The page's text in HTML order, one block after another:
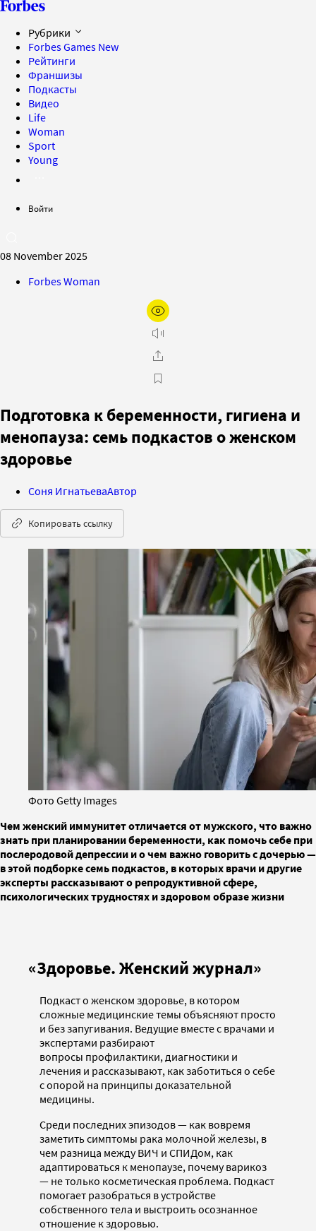
Рубрики
Forbes Games New
Рейтинги
Франшизы
Подкасты
Видео
Life
Woman
Sport
Young
Войти
08 November 2025
Forbes Woman
Подготовка к беременности, гигиена и
менопауза: семь подкастов о женском
здоровье
Соня ИгнатьеваАвтор
Копировать ссылку
Фото Getty Images
Чем женский иммунитет отличается от мужского, что важно
знать при планировании беременности, как помочь себе при
послеродовой депрессии и о чем важно говорить с дочерью —
в этой подборке семь подкастов, в которых врачи и другие
эксперты рассказывают о репродуктивной сфере,
психологических трудностях и здоровом образе жизни
«Здоровье. Женский журнал»
Подкаст о женском здоровье, в котором
сложные медицинские темы объясняют просто
и без запугивания. Ведущие вместе с врачами и
экспертами разбирают
вопросы профилактики, диагностики и
лечения и рассказывают, как заботиться о себе
с опорой на принципы доказательной
медицины.
Среди последних эпизодов — как вовремя
заметить симптомы рака молочной железы, в
чем разница между ВИЧ и СПИДом, как
адаптироваться к менопаузе, почему варикоз
— не только косметическая проблема. Подкаст
помогает разобраться в устройстве
собственного тела и выстроить осознанное
отношение к здоровью.